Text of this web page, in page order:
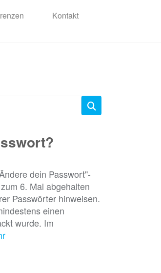
Kontakt
dein Passwort"-
6. Mal abgehalten
Passwörter hinweisen.
einen
wurde. Im